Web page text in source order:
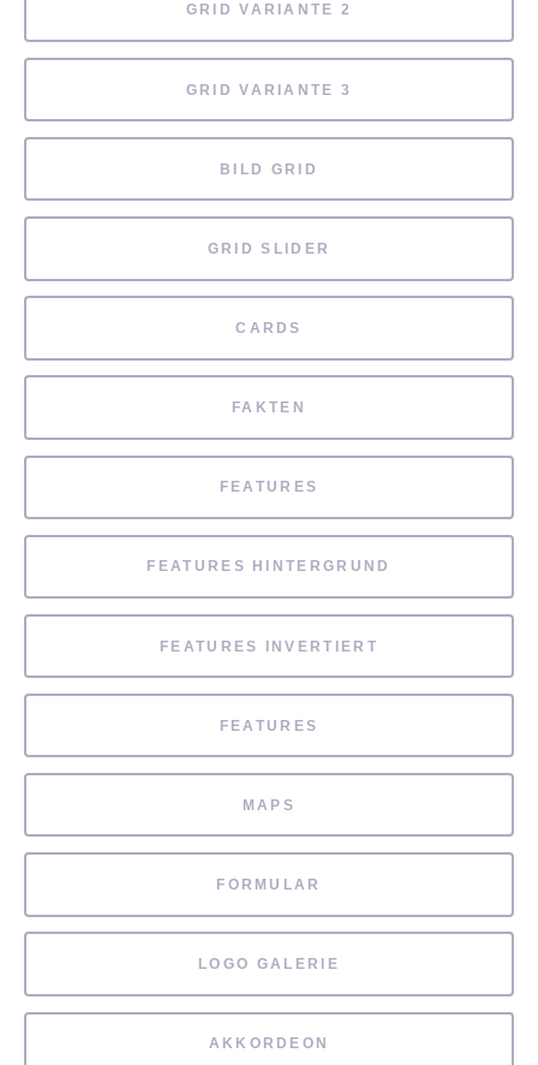
GRID VARIANTE 2
GRID VARIANTE 3
BILD GRID
GRID SLIDER
CARDS
FAKTEN
FEATURES
FEATURES HINTERGRUND
FEATURES INVERTIERT
FEATURES
MAPS
FORMULAR
LOGO GALERIE
AKKORDEON